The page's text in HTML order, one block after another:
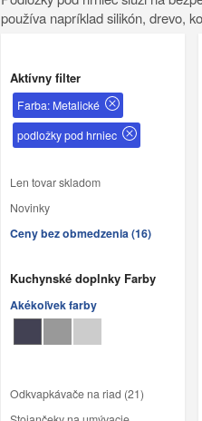
používa napríklad silikón, drevo,
Aktívny filter
Farba: Metalické
podložky pod hrniec
Len tovar skladom
Novinky
Ceny bez obmedzenia (16)
Kuchynské doplnky Farby
Akékoľvek farby
Odkvapkávače na riad (21)